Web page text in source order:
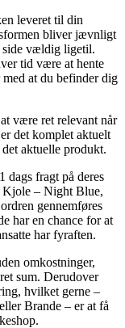
leveret til din
bliver jævnligt
side vældig ligetil.
tid være at hente
at du befinder dig
være ret relevant når
det komplet aktuelt
aktuelle produkt.
dags fragt på deres
Kjole – Night Blue,
gennemføres
har en chance for at
har fyraften.
omkostninger,
sum. Derudover
hvilket gerne –
Brande – er at få